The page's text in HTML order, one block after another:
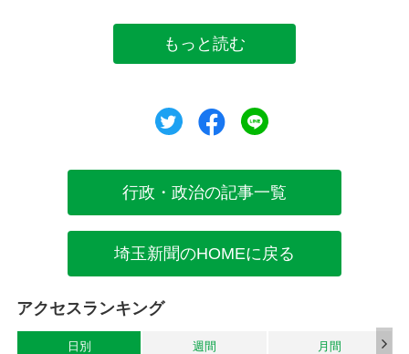
もっと読む
ツイートシェア
行政・政治の記事一覧
埼玉新聞のHOMEに戻る
アクセスランキング
日別 週間 月間